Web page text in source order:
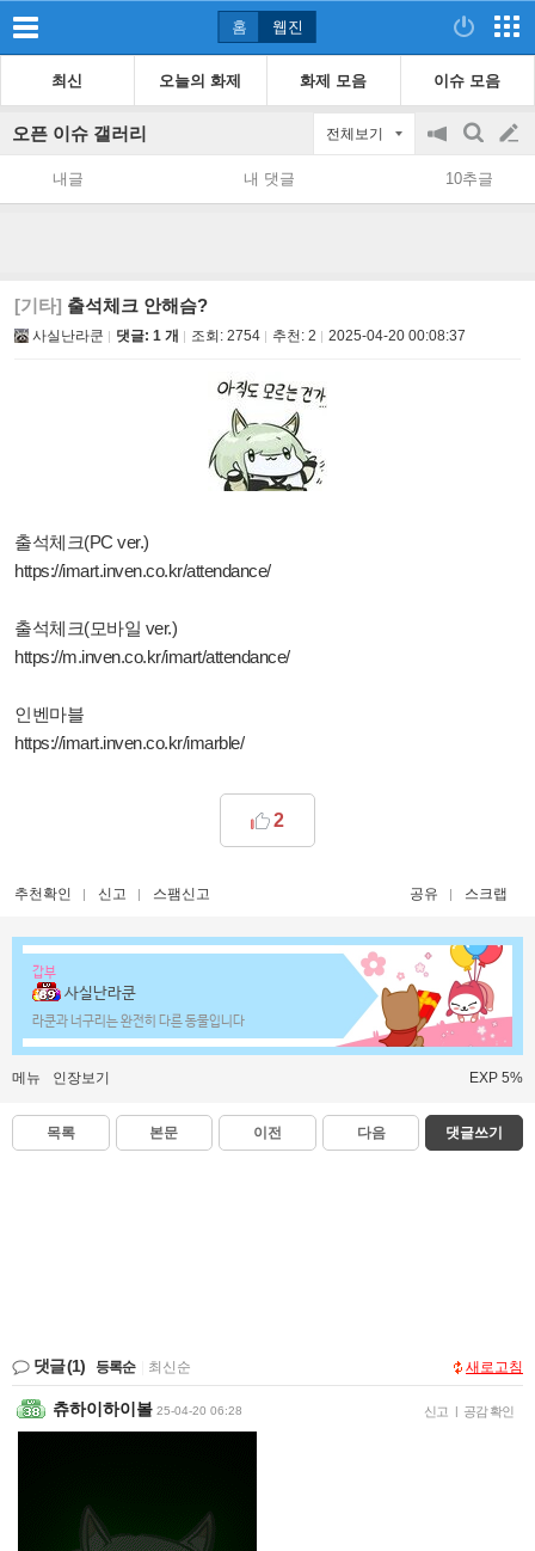
홈 웹진
최신 오늘의 화제 화제 모음 이슈 모음
오픈 이슈 갤러리 전체보기
공
지
on/off
검
색
글
쓰
내글 내 댓글 10추글
[기타] 출석체크 안해슴?
사실난라쿤 댓글: 1 개 조회: 2754 추천: 2 2025-04-20 00:08:37
출석체크(PC ver.)
https://imart.inven.co.kr/attendance/
출석체크(모바일 ver.)
https://m.inven.co.kr/imart/attendance/
인벤마블
https://imart.inven.co.kr/imarble/
2
추천확인 신고 스팸신고 공유 스크랩
갑부
사실난라쿤
라쿤과 너구리는 완전히 다른 동물입니다
메뉴 인장보기 EXP 5%
목록 본문 이전 다음 댓글쓰기
댓글(1) 등록순 최신순 새로고침
츄하이하이볼 25-04-20 06:28 신고 | 공감 확인